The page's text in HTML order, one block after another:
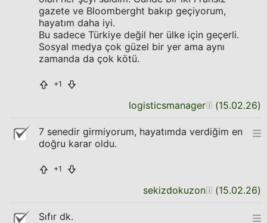
gazete ve Bloomberght bakıp geçiyorum,
hayatım daha iyi.
Bu sadece Türkiye değil her ülke için geçerli.
Sosyal medya çok güzel bir yer ama aynı
zamanda da çok kötü.
+1
logisticsmanager (15.02.26)
7 senedir girmiyorum, hayatımda verdiğim en
doğru karar oldu.
+1
sekizdokuzon (15.02.26)
Sıfır dk.